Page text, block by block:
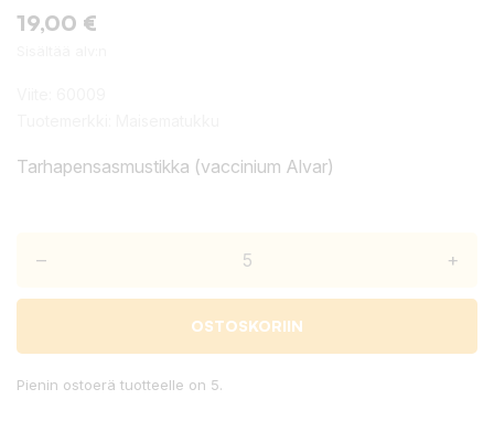
19,00 €
Tarhapensasmustikka (vaccinium Alvar)
– +
OSTOSKORIIN
Pienin ostoerä tuotteelle on 5.